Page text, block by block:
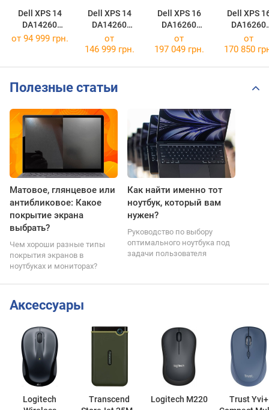
Dell XPS 14
DA14260
[T1HYD]
Dell XPS 14
DA14260
[1426-4336]
Dell XPS 16
DA16260
[1626-4381]
Dell XPS
DA16260
[1626-
от 94 999 грн.
от
146 999 грн.
от
197 049 грн.
от
170 850
Полезные статьи
Матовое, глянцевое или
антибликовое: Какое
покрытие экрана
выбрать?
Чем хороши разные типы
покрытия экранов в
ноутбуках и мониторах?
Как найти именно тот
ноутбук, который вам
нужен?
Руководство по выбору
оптимального ноутбука под
задачи пользователя
Аксессуары
Logitech
Transcend
Logitech M220
Trust Yvi+